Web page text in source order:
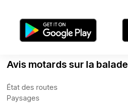
Avis motards sur la balade
État des routes
Paysages